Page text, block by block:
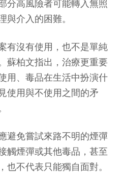
分高風險者可能轉入無照
與介入的困難。
有沒有使用，也不是單純
蘇柏文指出，治療更重要
用、毒品在生活中扮演什
使用與不使用之間的矛
避免嘗試來路不明的煙彈
觸煙彈或其他毒品，甚至
也不代表只能獨自面對。